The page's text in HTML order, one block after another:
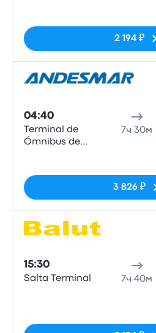
2 194 ₽
04:40
Terminal de
Ómnibus de
7ч 30м
3 826 ₽
15:30
Salta Terminal 7ч 40м